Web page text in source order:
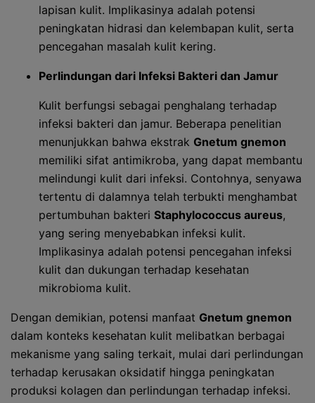
lapisan kulit. Implikasinya adalah potensi
peningkatan hidrasi dan kelembapan kulit, serta
pencegahan masalah kulit kering.
Perlindungan dari Infeksi Bakteri dan Jamur
Kulit berfungsi sebagai penghalang terhadap
infeksi bakteri dan jamur. Beberapa penelitian
menunjukkan bahwa ekstrak Gnetum gnemon
memiliki sifat antimikroba, yang dapat membantu
melindungi kulit dari infeksi. Contohnya, senyawa
tertentu di dalamnya telah terbukti menghambat
pertumbuhan bakteri Staphylococcus aureus,
yang sering menyebabkan infeksi kulit.
Implikasinya adalah potensi pencegahan infeksi
kulit dan dukungan terhadap kesehatan
mikrobioma kulit.
Dengan demikian, potensi manfaat Gnetum gnemon
dalam konteks kesehatan kulit melibatkan berbagai
mekanisme yang saling terkait, mulai dari perlindungan
terhadap kerusakan oksidatif hingga peningkatan
produksi kolagen dan perlindungan terhadap infeksi.